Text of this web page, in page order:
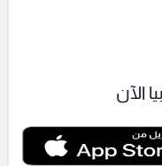
الآن